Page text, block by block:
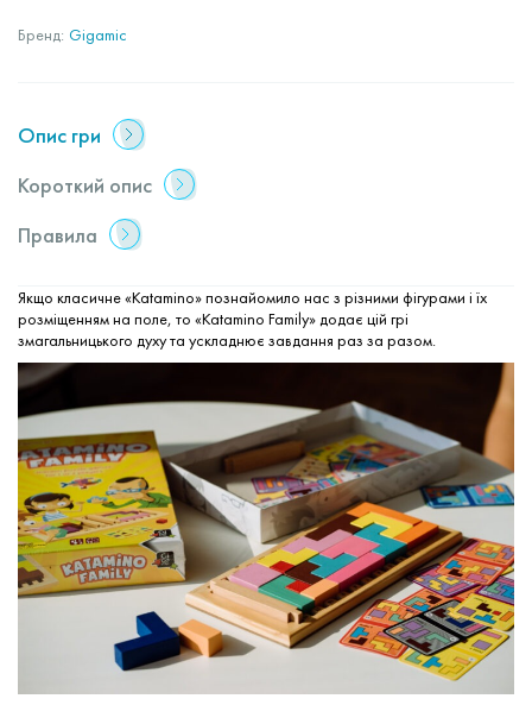
Бренд: Gigamic
Опис гри
Короткий опис
Правила
Якщо класичне «Katamino» познайомило нас з різними фігурами і їх
розміщенням на поле, то «Katamino Family» додає цій грі
змагальницького духу та ускладнює завдання раз за разом.